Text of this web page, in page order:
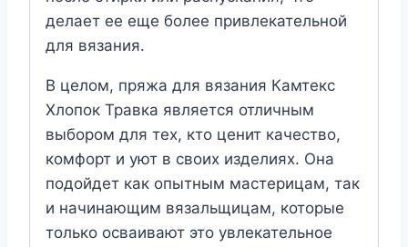
делает ее еще более привлекательной
для вязания.
В целом, пряжа для вязания Камтекс
Хлопок Травка является отличным
выбором для тех, кто ценит качество,
комфорт и уют в своих изделиях. Она
подойдет как опытным мастерицам, так
и начинающим вязальщицам, которые
только осваивают это увлекательное